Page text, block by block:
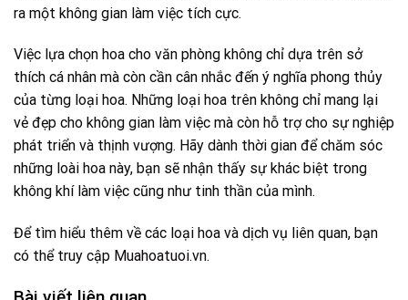
ra một không gian làm việc tích cực.
Việc lựa chọn hoa cho văn phòng không chỉ dựa trên sở
thích cá nhân mà còn cần cân nhắc đến ý nghĩa phong thủy
của từng loại hoa. Những loại hoa trên không chỉ mang lại
vẻ đẹp cho không gian làm việc mà còn hỗ trợ cho sự nghiệp
phát triển và thịnh vượng. Hãy dành thời gian để chăm sóc
những loài hoa này, bạn sẽ nhận thấy sự khác biệt trong
không khí làm việc cũng như tinh thần của mình.
Để tìm hiểu thêm về các loại hoa và dịch vụ liên quan, bạn
có thể truy cập Muahoatuoi.vn.